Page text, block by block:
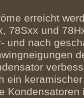
erreicht
78Sxx und
und nach
ein